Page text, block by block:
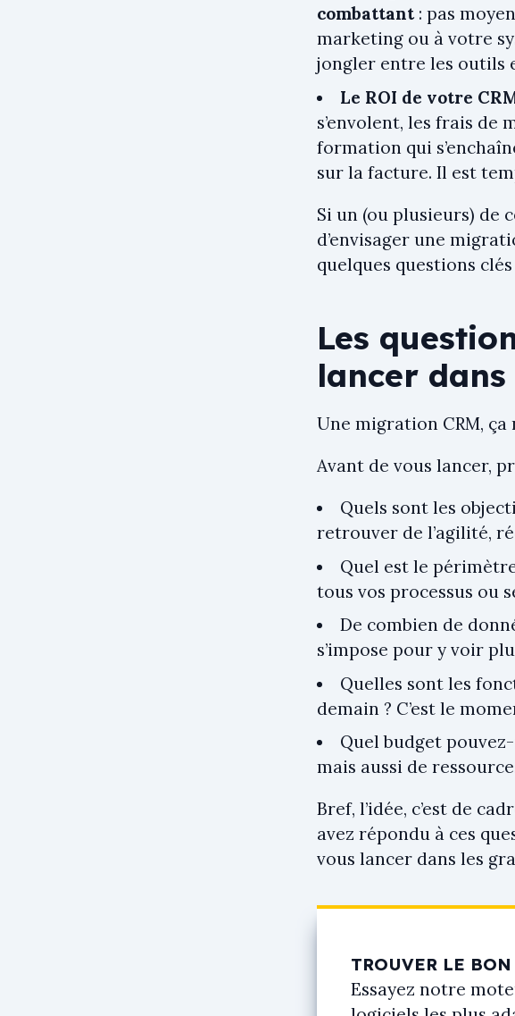
combattant: pas
marketing ou à votre
jongler entre les outils
Le ROI de votre
s’envolent, les frais de
formation qui
sur la facture. Il est
Si un (ou plusieurs) de
d’envisager une
quelques questions clés
Les
lancer
Une migration CRM,
Avant de vous lancer,
Quels sont les
retrouver de l’agilité,
Quel est le
tous vos processus ou
De combien de
s’impose pour y voir
Quelles sont les
demain ? C’est le
Quel budget
mais aussi de
Bref, l’idée, c’est de
avez répondu à ces
vous lancer dans les
TROUVER LE
Essayez notre